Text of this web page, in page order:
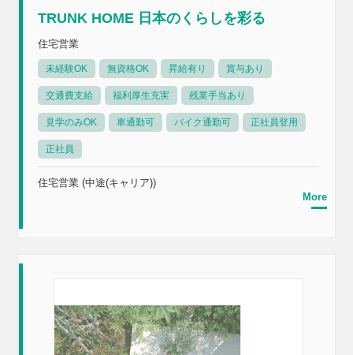
TRUNK HOME 日本のくらしを彩る
住宅営業
未経験OK 無資格OK 昇給有り 賞与あり
交通費支給 福利厚生充実 残業手当あり
見学のみOK 車通勤可 バイク通勤可 正社員登用
正社員
住宅営業 (中途(キャリア))
More